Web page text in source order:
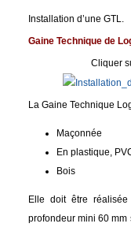
Installation d’une GTL.
Gaine Technique de
Cliquer
La Gaine Technique
Maçonnée
En plastique,
Bois
Elle doit être
profondeur mini 60 mm